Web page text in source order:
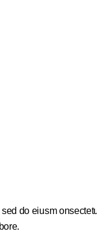
do eiusm